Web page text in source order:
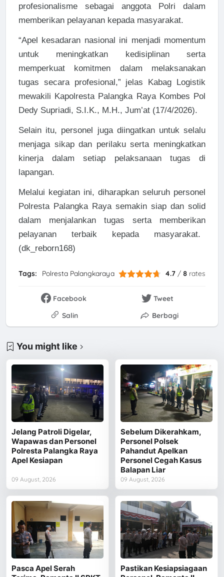
profesionalisme sebagai anggota Polri dalam
memberikan pelayanan kepada masyarakat.
“Apel kesadaran nasional ini menjadi momentum
untuk meningkatkan kedisiplinan serta
memperkuat komitmen dalam melaksanakan
tugas secara profesional,” jelas Kabag Logistik
mewakili Kapolresta Palangka Raya Kombes Pol
Dedy Supriadi, S.I.K., M.H., Jum’at (17/4/2026).
Selain itu, personel juga diingatkan untuk selalu
menjaga sikap dan perilaku serta meningkatkan
kinerja dalam setiap pelaksanaan tugas di
lapangan.
Melalui kegiatan ini, diharapkan seluruh personel
Polresta Palangka Raya semakin siap dan solid
dalam menjalankan tugas serta memberikan
pelayanan terbaik kepada masyarakat.
(dk_reborn168)
Tags: Polresta Palangkaraya 4.7 / 8 rates
Facebook
Tweet
Salin
Berbagi
You might like
Jelang Patroli Digelar,
Wapawas dan Personel
Polresta Palangka Raya
Apel Kesiapan
09 August, 2026
Sebelum Dikerahkam,
Personel Polsek
Pahandut Apelkan
Personel Cegah Kasus
Balapan Liar
09 August, 2026
Pasca Apel Serah
Pastikan Kesiapsiagaan